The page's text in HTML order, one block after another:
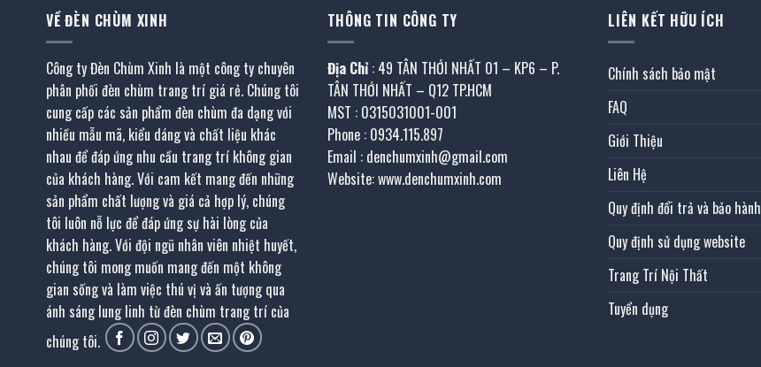
VỀ ĐÈN CHÙM XINH
Công ty Đèn Chùm Xinh là một công ty chuyên
phân phối đèn chùm trang trí giá rẻ. Chúng tôi
cung cấp các sản phẩm đèn chùm đa dạng với
nhiều mẫu mã, kiểu dáng và chất liệu khác
nhau để đáp ứng nhu cầu trang trí không gian
của khách hàng. Với cam kết mang đến những
sản phẩm chất lượng và giá cả hợp lý, chúng
tôi luôn nỗ lực để đáp ứng sự hài lòng của
khách hàng. Với đội ngũ nhân viên nhiệt huyết,
chúng tôi mong muốn mang đến một không
gian sống và làm việc thú vị và ấn tượng qua
ánh sáng lung linh từ đèn chùm trang trí của
chúng tôi.
THÔNG TIN CÔNG TY
Địa Chỉ : 49 TÂN THỚI NHẤT 01 – KP6 – P.
TÂN THỚI NHẤT – Q12 TP.HCM
MST : 0315031001-001
Phone : 0934.115.897
Email : denchumxinh@gmail.com
Website: www.denchumxinh.com
LIÊN KẾT HỮU ÍCH
Chính sách bảo mật
FAQ
Giới Thiệu
Liên Hệ
Quy định đổi trả và bảo hành
Quy định sử dụng website
Trang Trí Nội Thất
Tuyển dụng